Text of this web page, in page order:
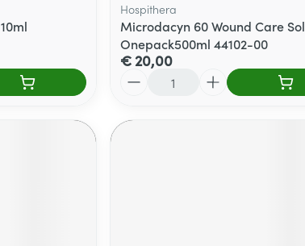
Hospithera
Microdacyn 60 Wound Care Sol
Onepack500ml 44102-00
€ 20,00